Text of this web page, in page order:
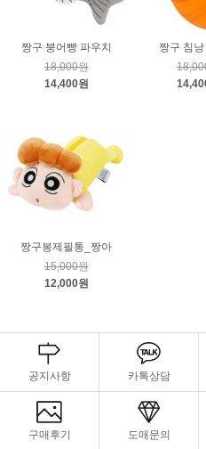
짱구 붕어빵 파우치
18,000원
14,400원
짱구 침
짱구봉제필통_짱아
15,000원
12,000원
공지사항 카톡상담
구매후기 도매문의